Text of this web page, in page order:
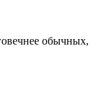
обычных,